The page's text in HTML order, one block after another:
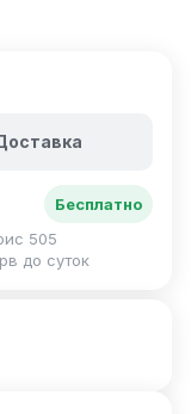
Бесплатно
505
до суток